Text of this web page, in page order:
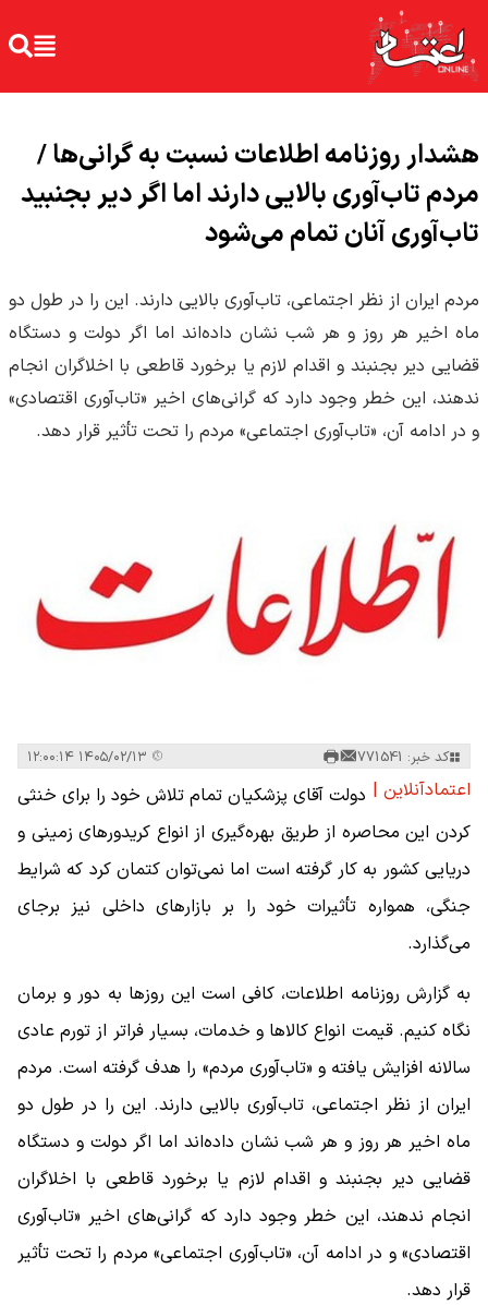
هشدار روزنامه اطلاعات نسبت به گرانی‌ها /
مردم تاب‌آوری بالایی دارند اما اگر دیر بجنبید
تاب‌آوری آنان تمام می‌شود
مردم ایران از نظر اجتماعی، تاب‌آوری بالایی دارند. این را در طول دو
ماه اخیر هر روز و هر شب نشان داده‌اند اما اگر دولت و دستگاه
قضایی دیر بجنبند و اقدام لازم یا برخورد قاطعی با اخلاگران انجام
ندهند، این خطر وجود دارد که گرانی‌های اخیر «تاب‌آوری اقتصادی»
و در ادامه آن، «تاب‌آوری اجتماعی» مردم را تحت تأثیر قرار دهد.
کد خبر: 771541
اعتمادآنلاین | دولت آقای پزشکیان تمام تلاش خود را برای خنثی
کردن این محاصره از طریق بهره‌گیری از انواع کریدورهای زمینی و
دریایی کشور به کار گرفته است اما نمی‌توان کتمان کرد که شرایط
جنگی، همواره تأثیرات خود را بر بازارهای داخلی نیز برجای
می‌گذارد.
به گزارش روزنامه اطلاعات، کافی است این روزها به دور و برمان
نگاه کنیم. قیمت انواع کالاها و خدمات، بسیار فراتر از تورم عادی
سالانه افزایش یافته و «تاب‌آوری مردم» را هدف گرفته است. مردم
ایران از نظر اجتماعی، تاب‌آوری بالایی دارند. این را در طول دو
ماه اخیر هر روز و هر شب نشان داده‌اند اما اگر دولت و دستگاه
قضایی دیر بجنبند و اقدام لازم یا برخورد قاطعی با اخلاگران
انجام ندهند، این خطر وجود دارد که گرانی‌های اخیر «تاب‌آوری
اقتصادی» و در ادامه آن، «تاب‌آوری اجتماعی» مردم را تحت تأثیر
قرار دهد.